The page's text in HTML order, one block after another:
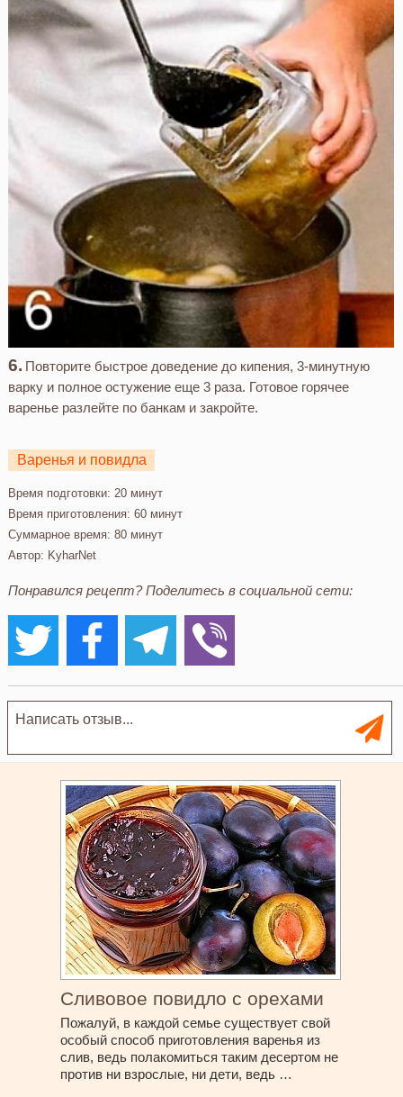
Повторите быстрое доведение до кипения, 3-минутную
варку и полное остужение еще 3 раза. Готовое горячее
варенье разлейте по банкам и закройте.
Варенья и повидла
Время подготовки: 20 минут
Время приготовления: 60 минут
Суммарное время: 80 минут
Автор: KyharNet
Понравился рецепт? Поделитесь в социальной сети:
Сливовое повидло с орехами
Пожалуй, в каждой семье существует свой
особый способ приготовления варенья из
слив, ведь полакомиться таким десертом не
против ни взрослые, ни дети, ведь …